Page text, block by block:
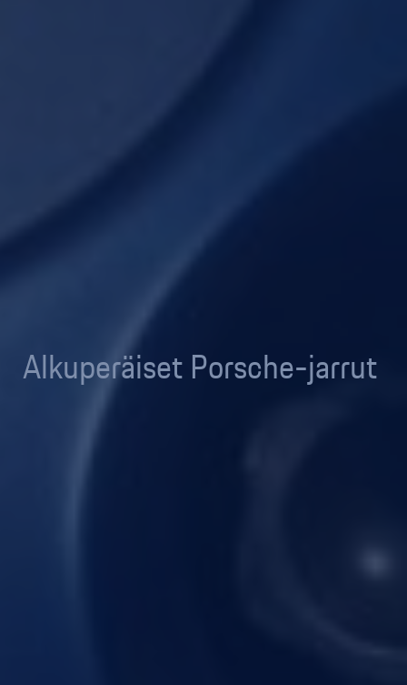
Alkuperäiset Porsche-jarrut